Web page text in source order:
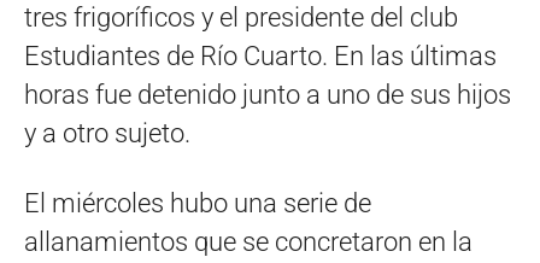
tres frigoríficos y el presidente del club
Estudiantes de Río Cuarto. En las últimas
horas fue detenido junto a uno de sus hijos
y a otro sujeto.
El miércoles hubo una serie de
allanamientos que se concretaron en la